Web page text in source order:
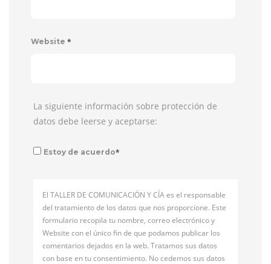
Website *
La siguiente información sobre protección de
datos debe leerse y aceptarse:
Estoy de acuerdo*
El TALLER DE COMUNICACIÓN Y CÍA es el responsable
del tratamiento de los datos que nos proporcione. Este
formulario recopila tu nombre, correo electrónico y
Website con el único fin de que podamos publicar los
comentarios dejados en la web. Tratamos sus datos
con base en tu consentimiento. No cedemos sus datos